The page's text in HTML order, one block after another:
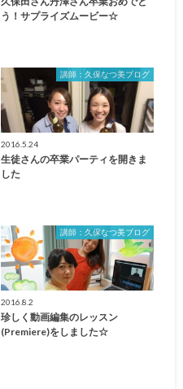
う！サプライズムービー☆
講師：久保なつ美ブログ
2016.5.24
生徒さんの卒業パーティを開きま
した
講師：久保なつ美ブログ
2016.8.2
珍しく動画編集のレッスン
(Premiere)をしました☆